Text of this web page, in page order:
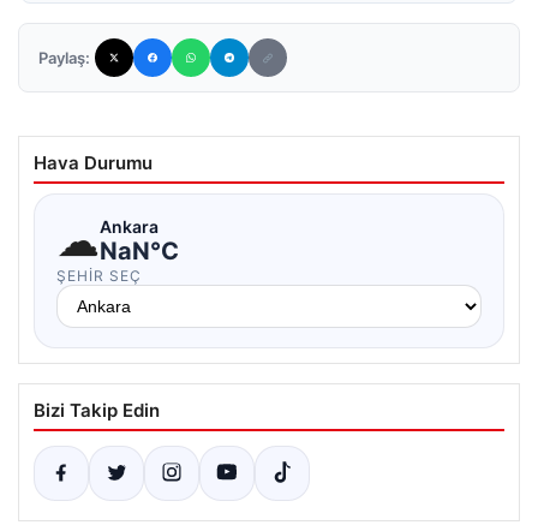
Paylaş:
Hava Durumu
☁Ankara
NaN°C
ŞEHIR SEÇ
Bizi Takip Edin